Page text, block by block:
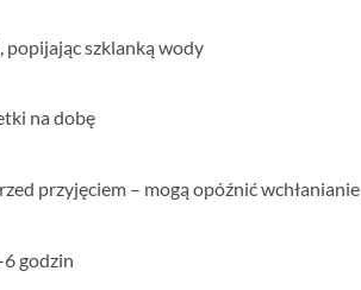
popijając szklanką wody
na dobę
przyjęciem – mogą opóźnić wchłanianie
godzin